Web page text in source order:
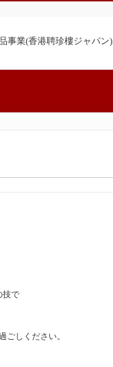
事業(香港聘珍樓ジャパン)
技で
ごしください。